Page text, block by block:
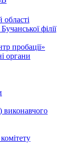
філії
пробації»
органи
виконавчого